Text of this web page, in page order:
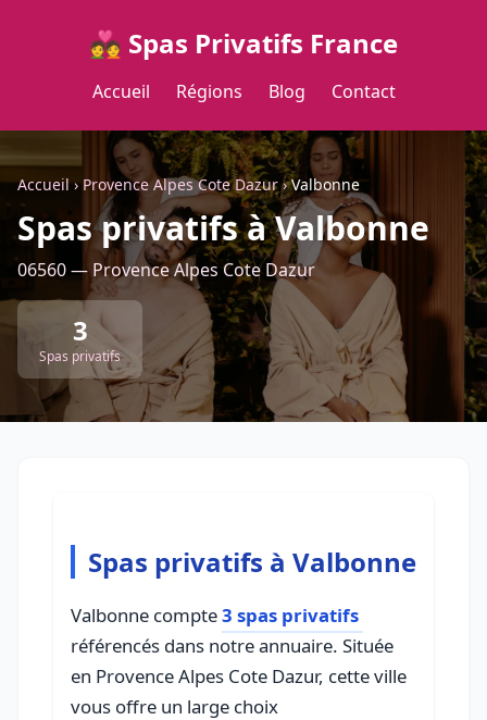
💑 Spas Privatifs France
Accueil Régions Blog Contact
Accueil›Provence Alpes Cote Dazur›Valbonne
Spas privatifs à Valbonne
06560 — Provence Alpes Cote Dazur
3
Spas privatifs
Spas privatifs à Valbonne
Valbonne compte3 spas privatifs
référencés dans notre annuaire. Située
en Provence Alpes Cote Dazur, cette ville
vous offre un large choix